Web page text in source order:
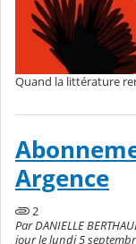
Quand la littérature
Argence
2
Par DANIELLE
jour le lundi 5